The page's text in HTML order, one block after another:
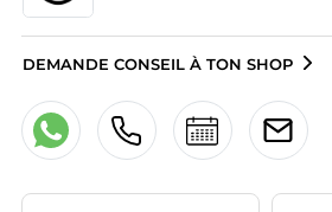
DEMANDE CONSEIL À TON SHOP